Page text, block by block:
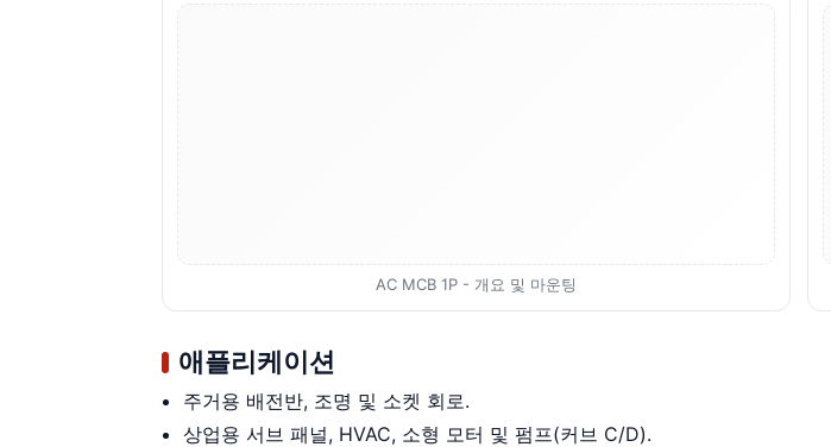
AC MCB 1P - 개요 및 마운팅
애플리케이션
주거용 배전반, 조명 및 소켓 회로.
상업용 서브 패널, HVAC, 소형 모터 및 펌프(커브 C/D).